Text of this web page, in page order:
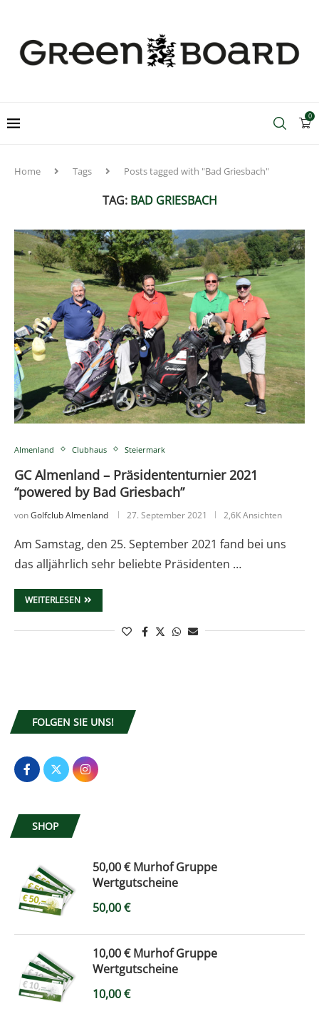
0
Home Tags Posts tagged with "Bad Griesbach"
TAG: BAD GRIESBACH
Almenland Clubhaus Steiermark
GC Almenland – Präsidententurnier 2021
“powered by Bad Griesbach”
vonGolfclub Almenland 27. September 2021 2,6K Ansichten
Am Samstag, den 25. September 2021 fand bei uns
das alljährlich sehr beliebte Präsidenten …
WEITERLESEN
FOLGEN SIE UNS!
SHOP
50,00 € Murhof Gruppe
Wertgutscheine
50,00€
10,00 € Murhof Gruppe
Wertgutscheine
10,00€